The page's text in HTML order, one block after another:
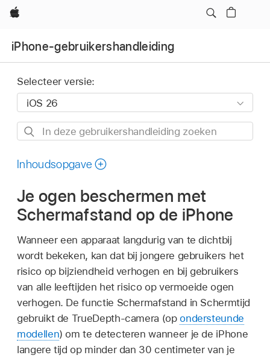
Apple
iPhone-gebruikershandleiding
Selecteer versie:
In
gebruikershandleiding
Inhoudsopgave
Je ogen beschermen met
Schermafstand op de iPhone
Wanneer een apparaat langdurig van te dichtbij
wordt bekeken, kan dat bij jongere gebruikers het
risico op bijziendheid verhogen en bij gebruikers
van alle leeftijden het risico op vermoeide ogen
verhogen. De functie Schermafstand in Schermtijd
gebruikt de TrueDepth-camera (opondersteunde
modellen) om te detecteren wanneer je de iPhone
langere tijd op minder dan 30 centimeter van je